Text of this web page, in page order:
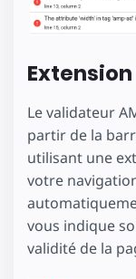
Le validateur
partir de la
utilisant une
votre
vous indique
validité de la